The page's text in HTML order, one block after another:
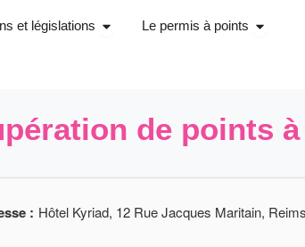
de points
et législations Ouvrir Infractions et législations
Le permis à points Ouvrir
de points
: Hôtel Kyriad, 12 Rue Jacques Maritain,